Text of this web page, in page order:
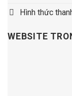
Hình thức
WEBSITE